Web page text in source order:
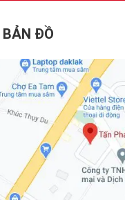
BẢN ĐỒ